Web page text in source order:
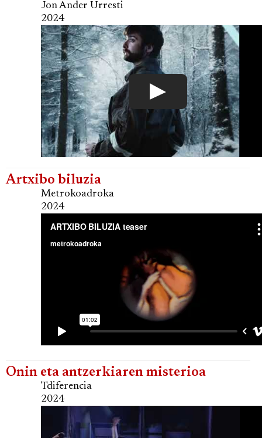
Jon Ander Urresti
2024
Artxibo biluzia
Metrokoadroka
2024
Onin eta antzerkiaren misterioa
Tdiferencia
2024